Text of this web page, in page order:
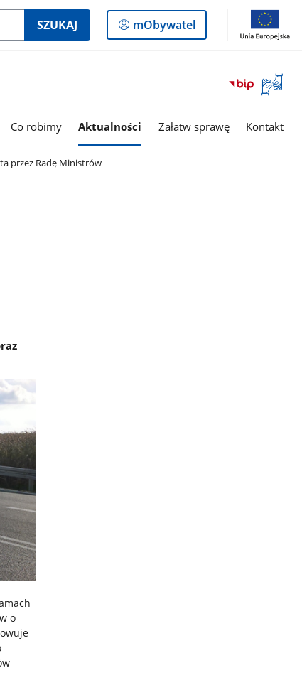
SZUKAJ
Logowanie
do
mObywatel
Otwórz
okno
Co robimy Aktualności Załatw sprawę Kontakt
przez Radę Ministrów
o